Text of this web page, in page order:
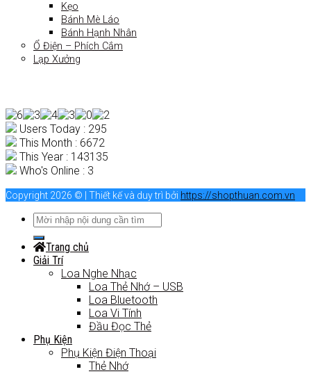
Kẹo
Bánh Mè Láo
Bánh Hạnh Nhân
Ổ Điện – Phích Cắm
Lạp Xưởng
Users Today : 295
This Month : 6672
This Year : 143135
Who's Online : 3
Copyright 2026 © | Thiết kế và duy trì bởi https://shopthuan.com.vn
Trang chủ
Giải Trí
Loa Nghe Nhạc
Loa Thẻ Nhớ – USB
Loa Bluetooth
Loa Vi Tính
Đầu Đọc Thẻ
Phụ Kiện
Phụ Kiện Điện Thoại
Thẻ Nhớ